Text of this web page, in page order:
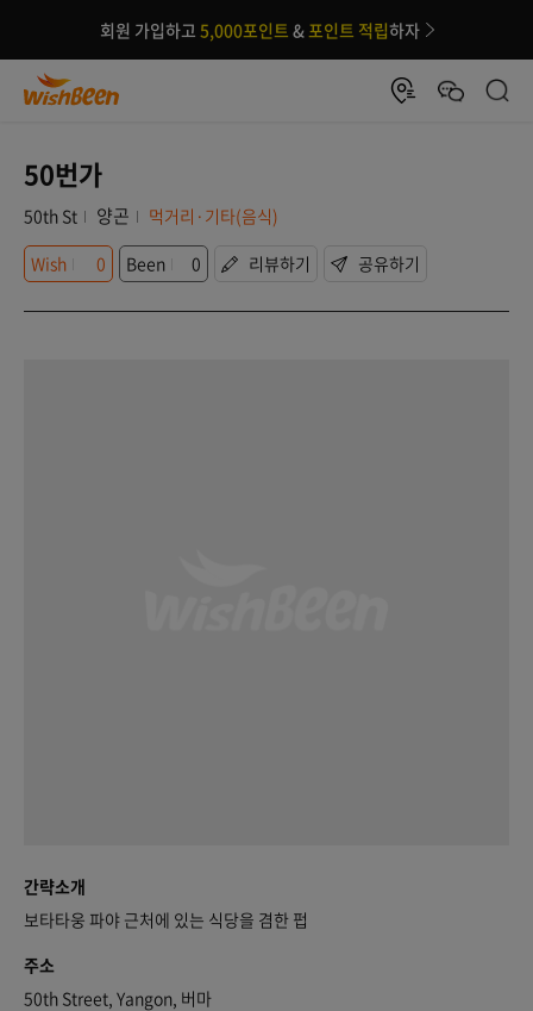
회원 가입하고 5,000포인트 &포인트 적립하자
50번가
50th St 양곤
먹거리·기타(음식)
Wish
0 Been 0 리뷰하기 공유하기
간략소개
보타타웅 파야 근처에 있는 식당을 겸한 펍
주소
50th Street, Yangon, 버마